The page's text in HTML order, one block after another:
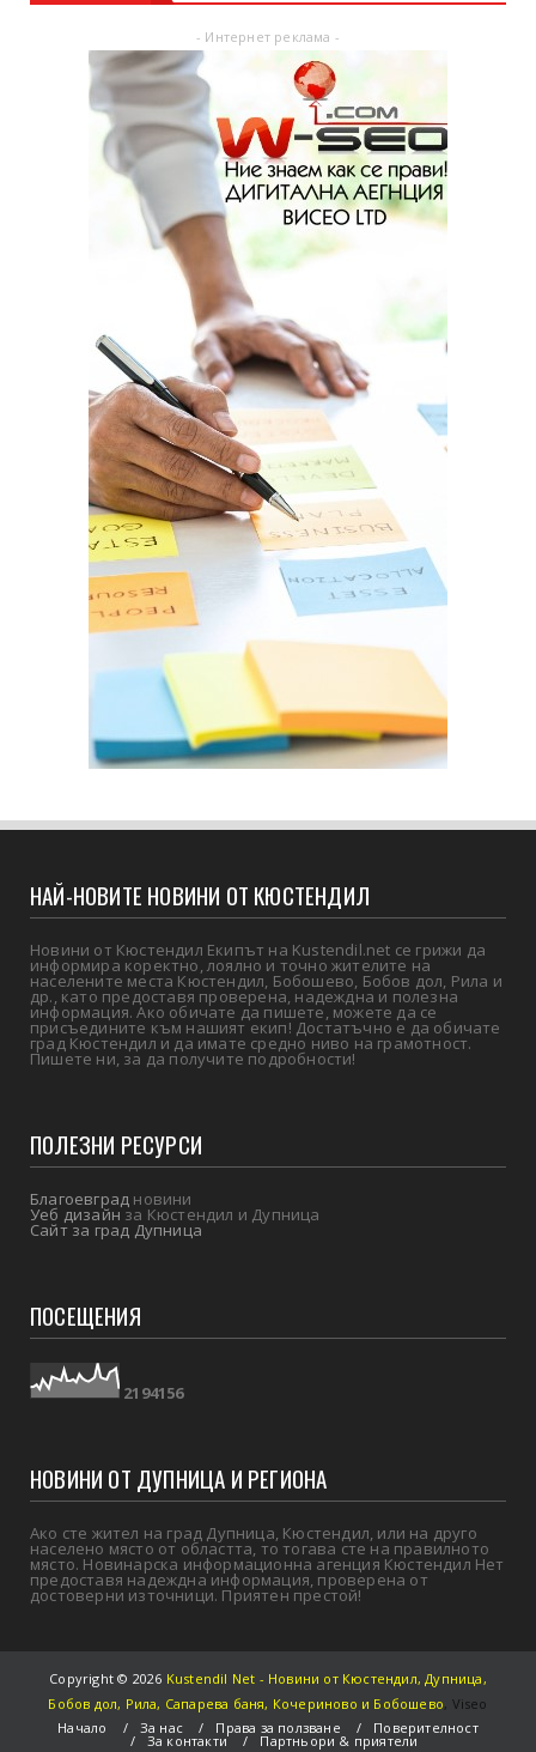
- Интернет реклама -
НАЙ-НОВИТЕ НОВИНИ ОТ КЮСТЕНДИЛ
Новини от Кюстендил Екипът на Kustendil.net се грижи да
информира коректно, лоялно и точно жителите на
населените места Кюстендил, Бобошево, Бобов дол, Рила и
др., като предоставя проверена, надеждна и полезна
информация. Ако обичате да пишете, можете да се
присъедините към нашият екип! Достатъчно е да обичате
град Кюстендил и да имате средно ниво на грамотност.
Пишете ни, за да получите подробности!
ПОЛЕЗНИ РЕСУРСИ
Благоевград новини
Уеб дизайнза Кюстендил и Дупница
Сайт за град Дупница
ПОСЕЩЕНИЯ
21 94156
НОВИНИ ОТ ДУПНИЦА И РЕГИОНА
Ако сте жител на град Дупница, Кюстендил, или на друго
населено място от областта, то тогава сте на правилното
място. Новинарска информационна агенция Кюстендил Нет
предоставя надеждна информация, проверена от
достоверни източници. Приятен престой!
Copyright © 2026 Kustendil Net - Новини от Кюстендил, Дупница,
Бобов дол, Рила, Сапарева баня, Кочериново и Бобошево, Viseo
Начало
За нас Права за ползване Поверителност
За контакти Партньори & приятели